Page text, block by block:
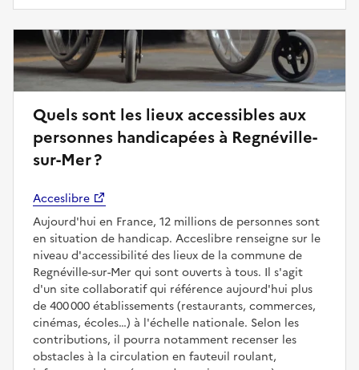
Quels sont les lieux accessibles aux
personnes handicapées à Regnéville-
sur-Mer ?
Acceslibre
Aujourd'hui en France, 12 millions de personnes sont
en situation de handicap. Acceslibre renseigne sur le
niveau d'accessibilité des lieux de la commune de
Regnéville-sur-Mer qui sont ouverts à tous. Il s'agit
d'un site collaboratif qui référence aujourd'hui plus
de 400 000 établissements (restaurants, commerces,
cinémas, écoles…) à l'échelle nationale. Selon les
contributions, il pourra notamment recenser les
obstacles à la circulation en fauteuil roulant,